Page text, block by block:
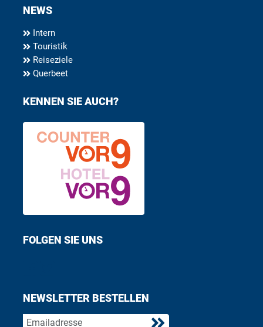
NEWS
Intern
Touristik
Reiseziele
Querbeet
KENNEN SIE AUCH?
FOLGEN SIE UNS
NEWSLETTER BESTELLEN